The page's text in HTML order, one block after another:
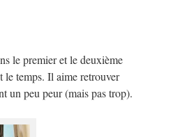
le premier et le deuxième
le temps. Il aime retrouver
un peu peur (mais pas trop).